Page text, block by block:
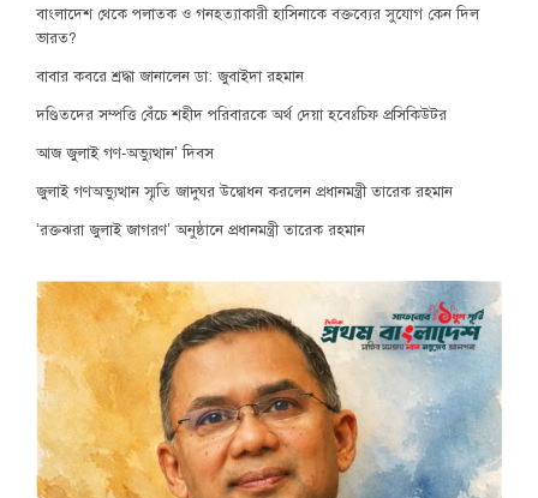
বাংলাদেশ থেকে পলাতক ও গনহত্যাকারী হাসিনাকে বক্তব্যের সুযোগ কেন দিল
ভারত?
বাবার কবরে শ্রদ্ধা জানালেন ডা: জুবাইদা রহমান
দণ্ডিতদের সম্পত্তি বেঁচে শহীদ পরিবারকে অর্থ দেয়া হবেঃচিফ প্রসিকিউটর
আজ জুলাই গণ-অভ্যুত্থান’ দিবস
জুলাই গণঅভ্যুত্থান স্মৃতি জাদুঘর উদ্বোধন করলেন প্রধানমন্ত্রী তারেক রহমান
‘রক্তঝরা জুলাই জাগরণ’ অনুষ্ঠানে প্রধানমন্ত্রী তারেক রহমান